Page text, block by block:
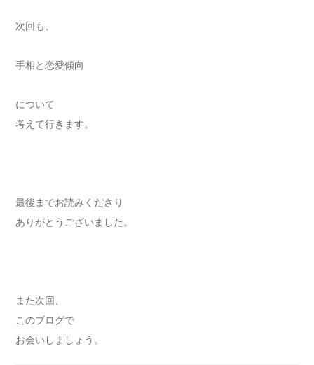
次回も、
手相と恋愛傾向
について
考えて行きます。
最後までお読みくださり
ありがとうございました。
また次回、
このブログで
お会いしましょう。